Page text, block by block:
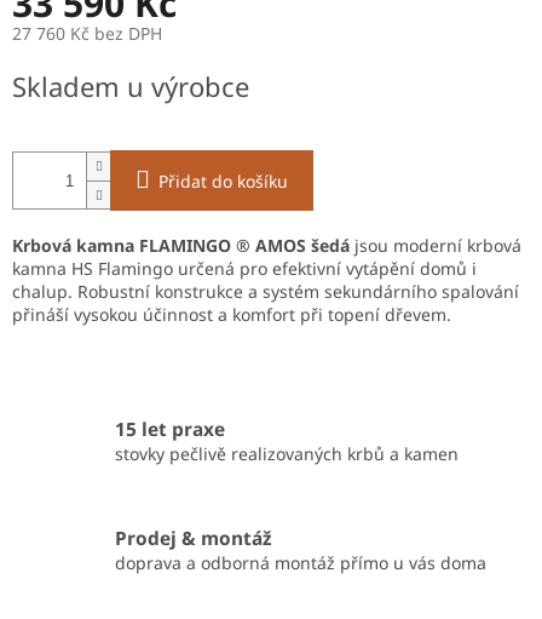
27 760 Kč bez DPH
cena:
Skladem u výrobce
Přidat do košíku
Krbová kamna FLAMINGO ® AMOS šedá jsou moderní krbová
kamna HS Flamingo určená pro efektivní vytápění domů i
chalup. Robustní konstrukce a systém sekundárního spalování
přináší vysokou účinnost a komfort při topení dřevem.
15 let praxe
stovky pečlivě realizovaných krbů a kamen
Prodej & montáž
doprava a odborná montáž přímo u vás doma